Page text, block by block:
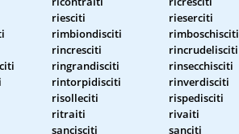
riesciti
rieserciti
rimbiondisciti
rimboschisciti
rincresciti
rincrudelisciti
ringrandisciti
rinsecchisciti
rintorpidisciti
rinverdisciti
risolleciti
rispedisciti
ritraiti
rivaiti
sancisciti
sanciti